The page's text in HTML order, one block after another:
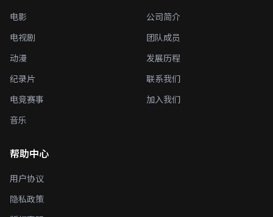
电影
电视剧
动漫
纪录片
电竞赛事
音乐
公司简介
团队成员
发展历程
联系我们
加入我们
帮助中心
用户协议
隐私政策